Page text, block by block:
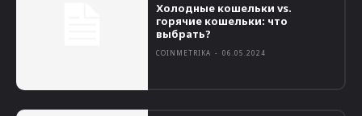
Холодные кошельки vs.
горячие кошельки: что
выбрать?
COINMETRIKA - 06.05.2024